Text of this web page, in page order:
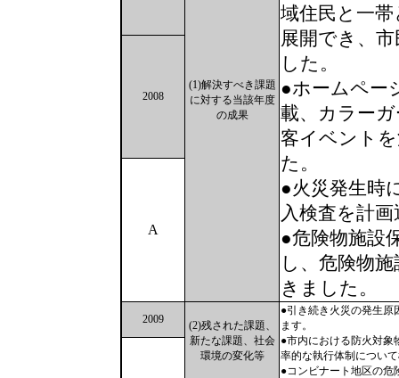
(1)解決すべき課題
に対する当該年度
の成果
域住民と一
展開でき、
した。
●ホームペー
載、カラー
客イベント
た。
●火災発生時
入検査を計
●危険物施設
し、危険物
きました。
2008
A
2009
(2)残された課題、
新たな課題、社会
環境の変化等
●引き続き火災の発生原
ます。
●市内における防火対象
率的な執行体制につい
●コンビナート地区の危